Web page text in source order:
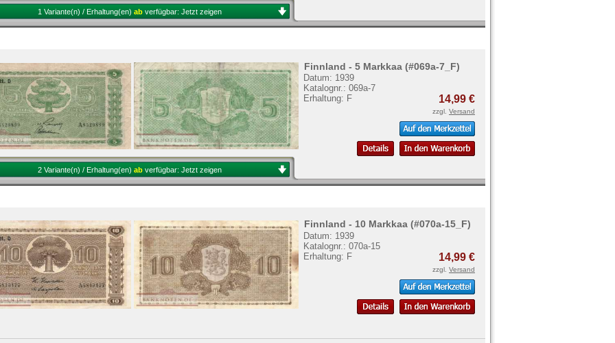
1 Variante(n) / Erhaltung(en) ab verfügbar: Jetzt zeigen
Finnland - 5 Markkaa (#069a-7_F)
Datum: 1939
Katalognr.: 069a-7
Erhaltung: F
14,99 €
zzgl. Versand
2 Variante(n) / Erhaltung(en) ab verfügbar: Jetzt zeigen
Finnland - 10 Markkaa (#070a-15_F)
Datum: 1939
Katalognr.: 070a-15
Erhaltung: F
14,99 €
zzgl. Versand